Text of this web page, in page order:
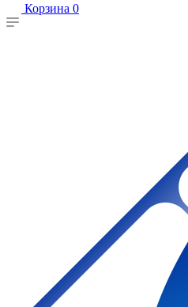
Корзина 0